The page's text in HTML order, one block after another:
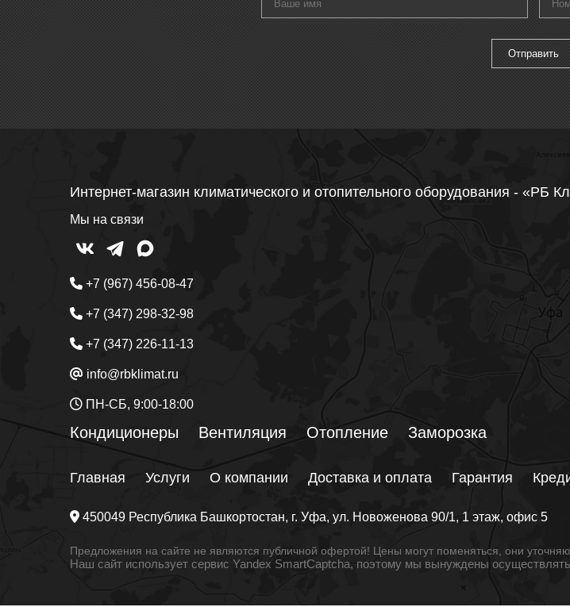
Интернет-магазин климатического и отопительного оборудования - «РБ
Мы на связи
+7 (967) 456-08-47
+7 (347) 298-32-98
+7 (347) 226-11-13
info@rbklimat.ru
ПН-СБ, 9:00-18:00
Кондиционеры Вентиляция Отопление Заморозка
Главная Услуги О компании Доставка и оплата Гарантия
450049 Республика Башкортостан, г. Уфа, ул. Новоженова 90/1, 1 этаж, офис 5
Предложения на сайте не являются публичной офертой! Цены могут поменяться, они
Наш сайт использует сервис Yandex SmartCaptcha, поэтому мы вынуждены